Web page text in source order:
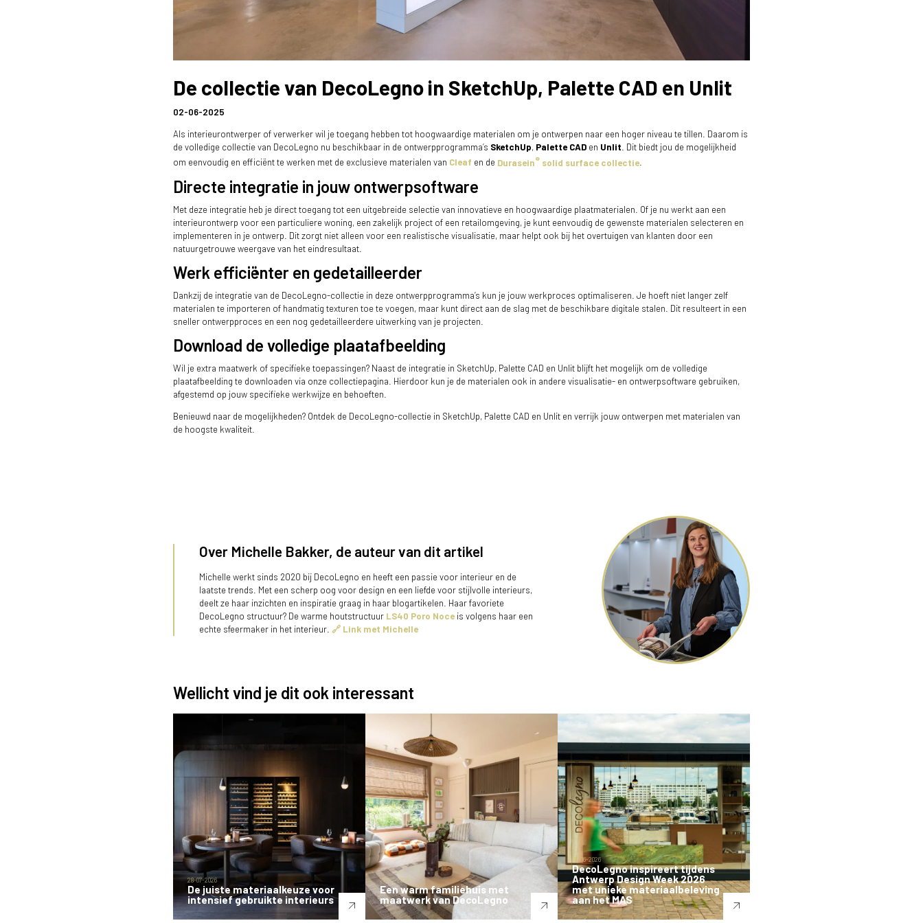
De collectie van DecoLegno in SketchUp, Palette CAD en Unlit
02-06-2025
Als interieurontwerper of verwerker wil je toegang hebben tot hoogwaardige materialen om je ontwerpen naar een hoger niveau te tillen. Daarom is
de volledige collectie van DecoLegno nu beschikbaar in de ontwerpprogramma’s SketchUp, Palette CAD en Unlit . Dit biedt jou de mogelijkheid
om eenvoudig en efficiënt te werken met de exclusieve materialen van Cleaf en de Durasein® solid surface collectie.
Directe integratie in jouw ontwerpsoftware
Met deze integratie heb je direct toegang tot een uitgebreide selectie van innovatieve en hoogwaardige plaatmaterialen. Of je nu werkt aan een
interieurontwerp voor een particuliere woning, een zakelijk project of een retailomgeving, je kunt eenvoudig de gewenste materialen selecteren en
implementeren in je ontwerp. Dit zorgt niet alleen voor een realistische visualisatie, maar helpt ook bij het overtuigen van klanten door een
natuurgetrouwe weergave van het eindresultaat.
Werk efficiënter en gedetailleerder
Dankzij de integratie van de DecoLegno-collectie in deze ontwerpprogramma’s kun je jouw werkproces optimaliseren. Je hoeft niet langer zelf
materialen te importeren of handmatig texturen toe te voegen, maar kunt direct aan de slag met de beschikbare digitale stalen. Dit resulteert in een
sneller ontwerpproces en een nog gedetailleerdere uitwerking van je projecten.
Download de volledige plaatafbeelding
Wil je extra maatwerk of specifieke toepassingen? Naast de integratie in SketchUp, Palette CAD en Unlit blijft het mogelijk om de volledige
plaatafbeelding te downloaden via onze collectiepagina. Hierdoor kun je de materialen ook in andere visualisatie- en ontwerpsoftware gebruiken,
afgestemd op jouw specifieke werkwijze en behoeften.
Benieuwd naar de mogelijkheden? Ontdek de DecoLegno-collectie in SketchUp, Palette CAD en Unlit en verrijk jouw ontwerpen met materialen van
de hoogste kwaliteit.
Over Michelle Bakker, de auteur van dit artikel
Michelle werkt sinds 2020 bij DecoLegno en heeft een passie voor interieur en de
laatste trends. Met een scherp oog voor design en een liefde voor stijlvolle interieurs,
deelt ze haar inzichten en inspiratie graag in haar blogartikelen. Haar favoriete
DecoLegno structuur? De warme houtstructuur LS40 Poro Noce is volgens haar een
echte sfeermaker in het interieur. 🔗 Link met Michelle
Wellicht vind je dit ook interessant
28-07-2026
De juiste materiaalkeuze voor
intensief gebruikte interieurs
23-07-2026
Een warm familiehuis met
maatwerk van DecoLegno
08-06-2026
DecoLegno inspireert tijdens
Antwerp Design Week 2026
met unieke materiaalbeleving
aan het MAS